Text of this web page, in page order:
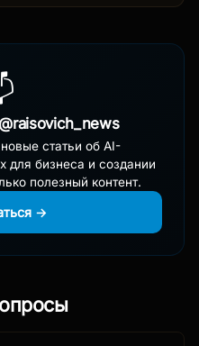
статьи об AI-
для бизнеса и создании
полезный контент.
→